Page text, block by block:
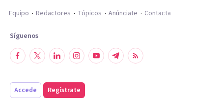
Equipo
Redactores Tópicos Anúnciate Contacta
Síguenos
Accede Regístrate